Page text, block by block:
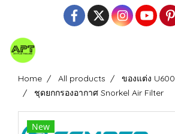
Home All products
ของแต่ง U600
ชุดยกกรองอากาศ Snorkel Air Filter
New